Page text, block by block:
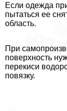
Если одежда
пытаться ее
область.
При
поверхность
перекиси
повязку.